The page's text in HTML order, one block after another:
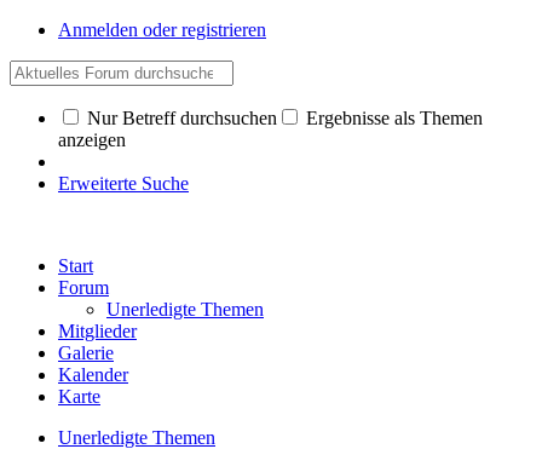
Anmelden oder registrieren
Nur Betreff durchsuchen
Ergebnisse als Themen
anzeigen
Erweiterte Suche
Start
Forum
Unerledigte Themen
Mitglieder
Galerie
Kalender
Karte
Unerledigte Themen